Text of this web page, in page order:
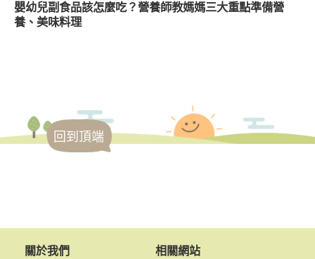
嬰幼兒副食品該怎麼吃？營養師教媽媽三大重點準備營
養、美味料理
回到頂端
關於我們 相關網站